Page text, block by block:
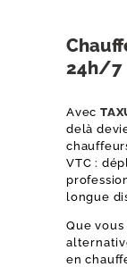
24h/7
Avec
delà
VTC :
longue
Que
en